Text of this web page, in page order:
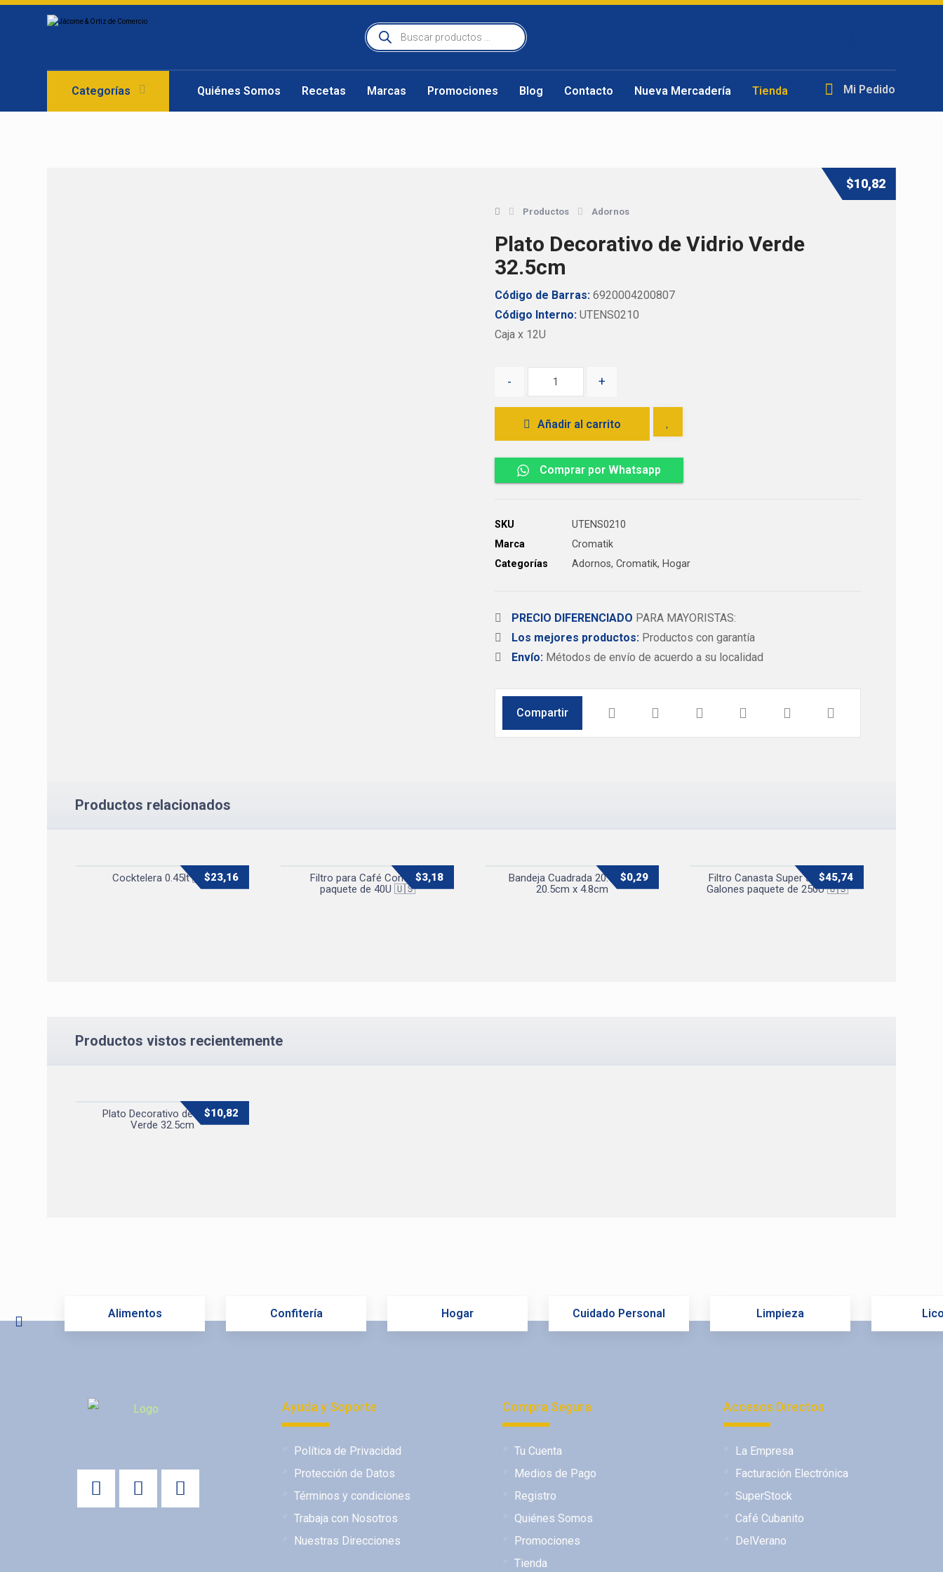
Categorías Quiénes Somos Recetas Marcas Promociones Blog Contacto Nueva Mercadería Tienda Mi Pedido
Productos Adornos
Plato Decorativo de Vidrio Verde
32.5cm
$10,82
Código de Barras: 6920004200807
Código Interno: UTENS0210
Caja x 12U
- +
Añadir al carrito
Comprar por Whatsapp
SKU
UTENS0210
Marca
Cromatik
Categorías
Adornos,Cromatik, Hogar
PRECIO DIFERENCIADO PARA MAYORISTAS:
Los mejores productos: Productos con garantía
Envío: Métodos de envío de acuerdo a su localidad
Productos relacionados
Cocktelera 0.45lt 🇭🇰
$23,16
Filtro para Café Cono #2
paquete de 40U 🇺🇸
$3,18
Bandeja Cuadrada 20.5cm x
20.5cm x 4.8cm
$0,29
Filtro Canasta Super Jumbo 3
Galones paquete de 250U 🇺🇸
$45,74
Productos vistos recientemente
Plato Decorativo de Vidrio
Verde 32.5cm
$10,82
Alimentos Confitería Hogar Cuidado Personal Limpieza
Ayuda y Soporte
Política de Privacidad
Protección de Datos
Términos y condiciones
Trabaja con Nosotros
Nuestras Direcciones
Compra Segura
Tu Cuenta
Medios de Pago
Registro
Quiénes Somos
Promociones
Tienda
Accesos Directos
La Empresa
Facturación Electrónica
SuperStock
Café Cubanito
DelVerano